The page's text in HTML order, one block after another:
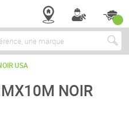
Chercher
USA
NOIR